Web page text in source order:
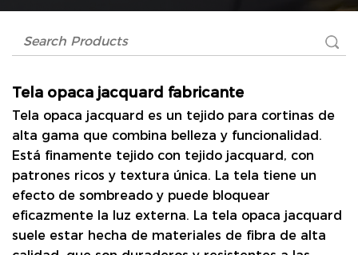
Tela opaca jacquard fabricante
Tela opaca jacquard es un tejido para cortinas de
alta gama que combina belleza y funcionalidad.
Está finamente tejido con tejido jacquard, con
patrones ricos y textura única. La tela tiene un
efecto de sombreado y puede bloquear
eficazmente la luz externa. La tela opaca jacquard
suele estar hecha de materiales de fibra de alta